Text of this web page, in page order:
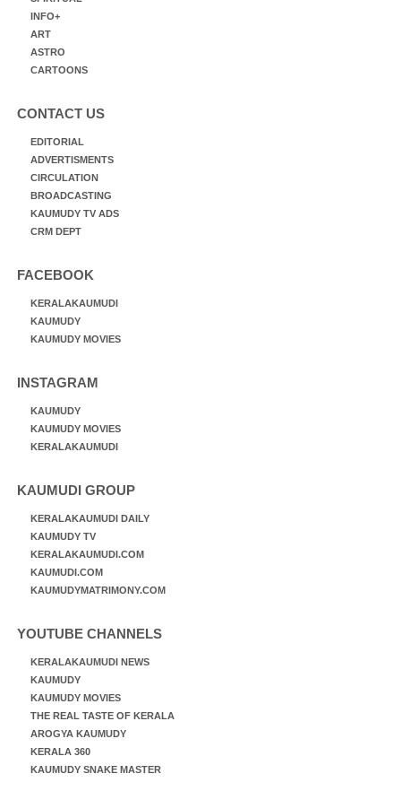
INFO+
ART
ASTRO
CARTOONS
CONTACT US
EDITORIAL
ADVERTISMENTS
CIRCULATION
BROADCASTING
KAUMUDY TV ADS
CRM DEPT
FACEBOOK
KERALAKAUMUDI
KAUMUDY
KAUMUDY MOVIES
INSTAGRAM
KAUMUDY
KAUMUDY MOVIES
KERALAKAUMUDI
KAUMUDI GROUP
KERALAKAUMUDI DAILY
KAUMUDY TV
KERALAKAUMUDI.COM
KAUMUDI.COM
KAUMUDYMATRIMONY.COM
YOUTUBE CHANNELS
KERALAKAUMUDI NEWS
KAUMUDY
KAUMUDY MOVIES
THE REAL TASTE OF KERALA
AROGYA KAUMUDY
KERALA 360
KAUMUDY SNAKE MASTER